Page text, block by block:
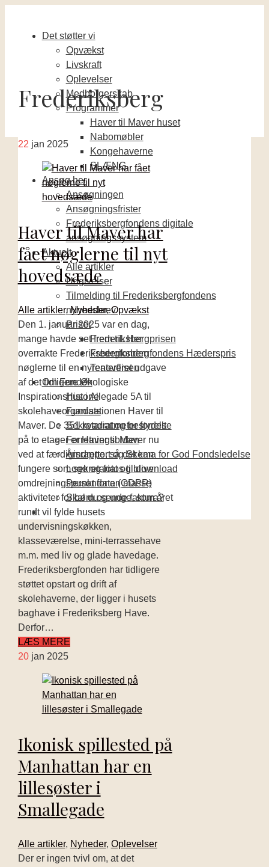
Det støtter vi
Opvækst
Livskraft
Oplevelser
Medborgerskab
Programmer
Haver til Maver huset
Nabomøbler
Kongehaverne
SLÆNG
Ansøg her
Ansøgningen
Ansøgningsfrister
Frederiksbergfondens digitale
ansøgningssystem
Aktuelt
Alle artikler
Udgivelser
Tilmelding til Frederiksbergfondens
nyhedsbrev
Priser
Frederiksbergprisen
Frederiksbergfondens Hæderspris
Teaterflisen
Om Fonden
Historie
Fundats
Sekretariat og bestyrelse
Forretningsorden
Årsrapport og Skema for God Fondsledelse
Logo og fotos til download
Persondata (GDPR)
Skal du sende faktura?
Frederiksberg
22 jan 2025
Haver til Maver har
fået nøglerne til nyt
hovedsæde
Alle artikler,Nyheder,Opvækst
Den 1. januar 2025 var en dag,
mange havde set frem til. Her
overrakte Frederiksbergfonden
nøglerne til en nyrenoveret udgave
af det tidligere Økologiske
Inspirationshus i Allegade 5A til
skolehaveorganisationen Haver til
Maver. De 351 kvadratmeter fordelt
på to etager er Haver til Maver nu
ved at færdigindrette, så det kan
fungere som sekretariat og blive
omdrejningspunkt for en masse
aktiviteter for børn og unge, som året
rundt vil fylde husets
undervisningskøkken,
klasseværelse, mini-terrassehave
m.m. med liv og glade havedage.
Frederiksbergfonden har tidligere
støttet opstart og drift af
skolehaverne, der ligger i husets
baghave i Frederiksberg Have.
Derfor…
LÆS MERE
20 jan 2025
Ikonisk spillested på
Manhattan har en
lillesøster i
Smallegade
Alle artikler, Nyheder, Oplevelser
Der er ingen tvivl om, at det